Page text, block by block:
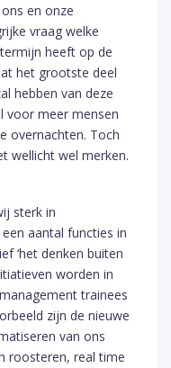
en onze
vraag welke
heeft op de
het grootste deel
hebben van deze
voor meer mensen
overnachten. Toch
wellicht wel merken.
sterk in
aantal functies in
‘het denken buiten
worden in
trainees
zijn de nieuwe
van ons
roosteren, real time